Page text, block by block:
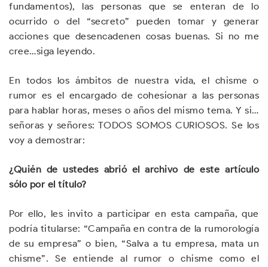
fundamentos), las personas que se enteran de lo
ocurrido o del “secreto” pueden tomar y generar
acciones que desencadenen cosas buenas. Si no me
cree…siga leyendo.
En todos los ámbitos de nuestra vida, el chisme o
rumor es el encargado de cohesionar a las personas
para hablar horas, meses o años del mismo tema. Y si…
señoras y señores: TODOS SOMOS CURIOSOS. Se los
voy a demostrar:
¿Quién de ustedes abrió el archivo de este artículo
sólo por el título?
Por ello, les invito a participar en esta campaña, que
podría titularse: “Campaña en contra de la rumorología
de su empresa” o bien, “Salva a tu empresa, mata un
chisme”. Se entiende al rumor o chisme como el